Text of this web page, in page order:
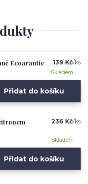
Ecoarantie 139 Kč/ks
Skladem
Přidat do košíku
236 Kč/ks
Skladem
Přidat do košíku